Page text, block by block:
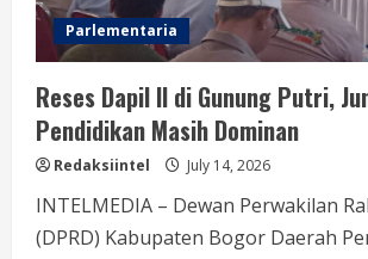
Parlementaria
Reses Dapil II di Gunung Putri,
Pendidikan Masih Dominan
Redaksiintel July 14, 2026
INTELMEDIA – Dewan Perwakilan
(DPRD) Kabupaten Bogor Daerah